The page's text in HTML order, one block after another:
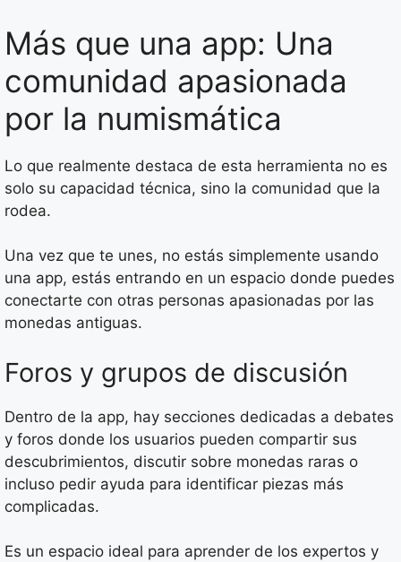
Más que una app: Una
comunidad apasionada
por la numismática
Lo que realmente destaca de esta herramienta no es
solo su capacidad técnica, sino la comunidad que la
rodea.
Una vez que te unes, no estás simplemente usando
una app, estás entrando en un espacio donde puedes
conectarte con otras personas apasionadas por las
monedas antiguas.
Foros y grupos de discusión
Dentro de la app, hay secciones dedicadas a debates
y foros donde los usuarios pueden compartir sus
descubrimientos, discutir sobre monedas raras o
incluso pedir ayuda para identificar piezas más
complicadas.
Es un espacio ideal para aprender de los expertos y